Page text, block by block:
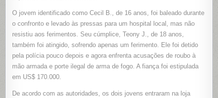
O jovem identificado como Cecil B., de 16 anos, foi baleado durante
o confronto e levado às pressas para um hospital local, mas não
resistiu aos ferimentos. Seu cúmplice, Teony J., de 18 anos,
também foi atingido, sofrendo apenas um ferimento. Ele foi detido
pela polícia pouco depois e agora enfrenta acusações de roubo à
mão armada e porte ilegal de arma de fogo. A fiança foi estipulada
em US$ 170.000.
De acordo com as autoridades, os dois jovens entraram na loja